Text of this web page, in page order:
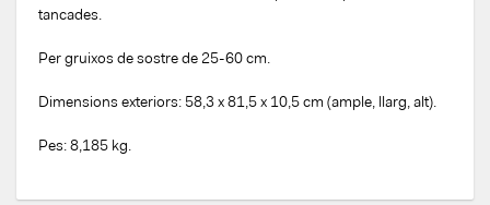
tancades.
Per gruixos de sostre de 25-60 cm.
Dimensions exteriors: 58,3 x 81,5 x 10,5 cm (ample, llarg, alt).
Pes: 8,185 kg.